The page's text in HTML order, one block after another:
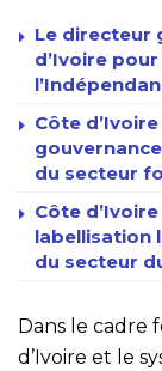
Le directeur
d’Ivoire
Côte
du secteur
Côte
labellisation
du secteur
Dans le cadre
d’Ivoire et le